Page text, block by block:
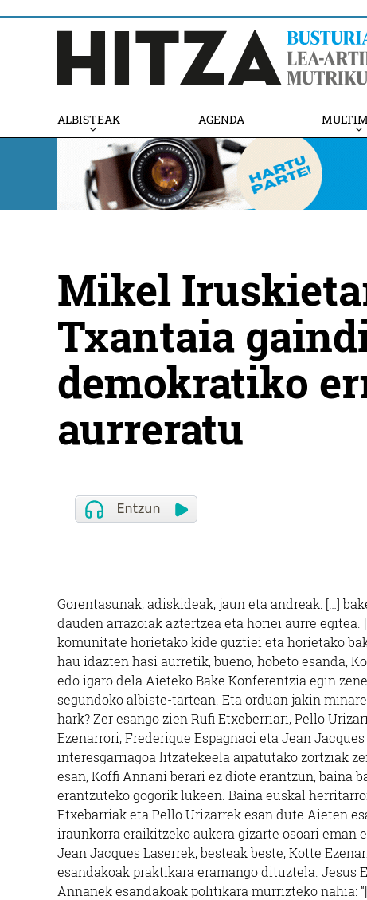
ALBISTEAK AGENDA
Mikel
Txantaia
demokratiko
aurreratu
Gorentasunak, adiskideak, jaun eta andreak: […]
dauden arrazoiak aztertzea eta horiei aurre
komunitate horietako kide guztiei eta horietako
hau idazten hasi aurretik, bueno, hobeto esanda,
edo igaro dela Aieteko Bake Konferentzia egin
segundoko albiste-tartean. Eta orduan jakin
hark? Zer esango zien Rufi Etxeberriari, Pello
Ezenarrori, Frederique Espagnaci eta Jean
interesgarriagoa litzatekeela aipatutako zortziak
esan, Koffi Annani berari ez diote erantzun, baina
erantzuteko gogorik lukeen. Baina euskal
Etxebarriak eta Pello Urizarrek esan dute Aieten
iraunkorra eraikitzeko aukera gizarte osoari eman
Jean Jacques Laserrek, besteak beste, Kotte
esandakoak praktikara eramango dituztela.
Annanek esandakoak politikara murrizteko nahia: